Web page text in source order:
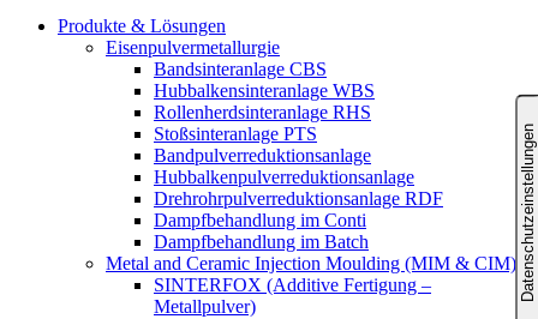
Produkte & Lösungen
Eisenpulvermetallurgie
Bandsinteranlage CBS
Hubbalkensinteranlage WBS
Rollenherdsinteranlage RHS
Stoßsinteranlage PTS
Bandpulverreduktionsanlage
Hubbalkenpulverreduktionsanlage
Drehrohrpulverreduktionsanlage RDF
Dampfbehandlung im Conti
Dampfbehandlung im Batch
Metal and Ceramic Injection Moulding (MIM & CIM)
SINTERFOX (Additive Fertigung –
Metallpulver)